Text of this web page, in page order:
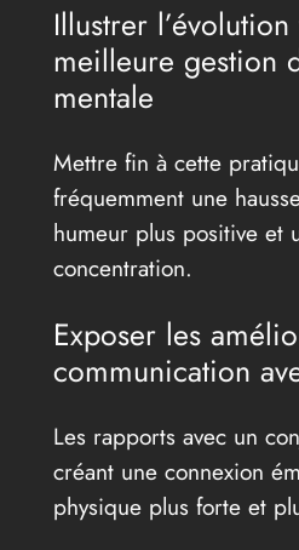
Illustrer
meilleure gestion
mentale
Mettre fin à cette
fréquemment une
humeur plus positive et
concentration.
Exposer les
communication
Les rapports avec un
créant une connexion
physique plus forte et